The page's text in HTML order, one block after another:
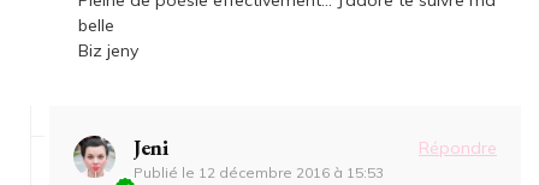
belle
Biz jeny
Jeni
Publié le 12 décembre 2016 à 15:53
Répondre